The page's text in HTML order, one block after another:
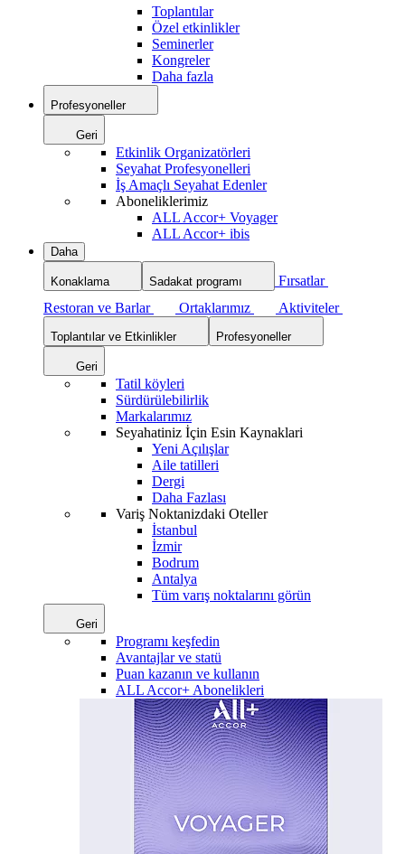
Toplantılar
Özel etkinlikler
Seminerler
Kongreler
Daha fazla
Profesyoneller
Geri
Etkinlik Organizatörleri
Seyahat Profesyonelleri
İş Amaçlı Seyahat Edenler
Aboneliklerimiz
ALL Accor+ Voyager
ALL Accor+ ibis
Daha
Konaklama Sadakat programı
Fırsatlar
Restoran ve Barlar
Ortaklarımız Aktiviteler
Toplantılar ve Etkinlikler Profesyoneller
Geri
Tatil köyleri
Sürdürülebilirlik
Markalarımız
Seyahatiniz İçin Esin Kaynaklari
Yeni Açılışlar
Aile tatilleri
Dergi
Daha Fazlası
Variş Noktanizdaki Oteller
İstanbul
İzmir
Bodrum
Antalya
Tüm varış noktalarını görün
Geri
Programı keşfedin
Avantajlar ve statü
Puan kazanın ve kullanın
ALL Accor+ Abonelikleri